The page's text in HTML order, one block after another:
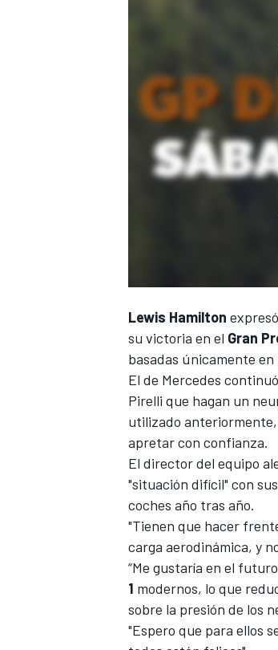
MOTOGP
NASCAR CUP
FÓRMULA E
Lewis Hamilton
su victoria en el Gran
basadas únicamente
El de Mercedes
Pirelli que hagan un
utilizado
apretar con confianza.
El director del equipo
"situación difícil" con
coches año tras año.
"Tienen que hacer
carga aerodinámica, y
“Me gustaría en el
1 modernos, lo que
sobre la presión de los
"Espero que para ellos